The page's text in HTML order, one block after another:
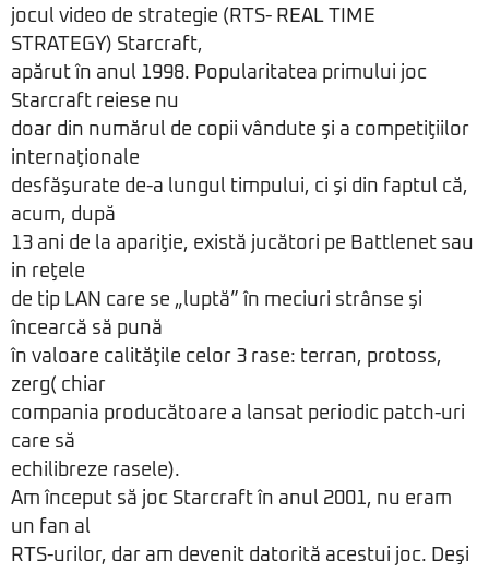
jocul video de strategie (RTS- REAL TIME
STRATEGY) Starcraft,
apărut în anul 1998. Popularitatea primului joc
Starcraft reiese nu
doar din numărul de copii vândute şi a competiţiilor
internaţionale
desfăşurate de-a lungul timpului, ci şi din faptul că,
acum, după
13 ani de la apariţie, există jucători pe Battlenet sau
in reţele
de tip LAN care se „luptă” în meciuri strânse şi
încearcă să pună
în valoare calităţile celor 3 rase: terran, protoss,
zerg( chiar
compania producătoare a lansat periodic patch-uri
care să
echilibreze rasele).
Am început să joc Starcraft în anul 2001, nu eram
un fan al
RTS-urilor, dar am devenit datorită acestui joc. Deşi